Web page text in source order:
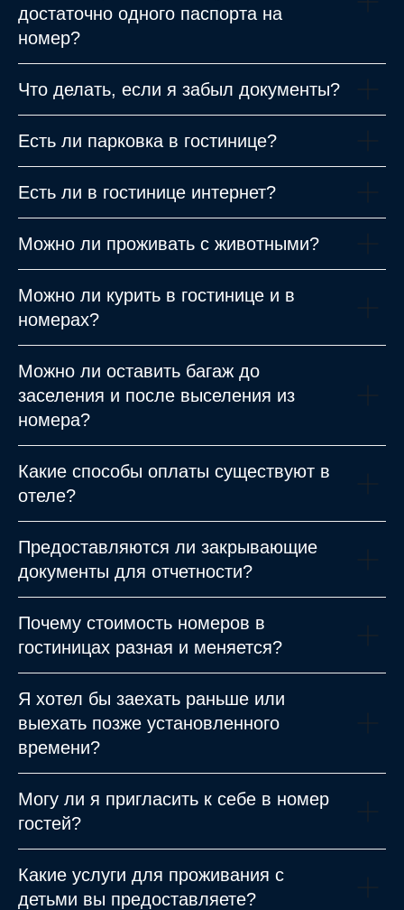
достаточно одного паспорта на
номер?
Что делать, если я забыл документы?
Есть ли парковка в гостинице?
Есть ли в гостинице интернет?
Можно ли проживать с животными?
Можно ли курить в гостинице и в
номерах?
Можно ли оставить багаж до
заселения и после выселения из
номера?
Какие способы оплаты существуют в
отеле?
Предоставляются ли закрывающие
документы для отчетности?
Почему стоимость номеров в
гостиницах разная и меняется?
Я хотел бы заехать раньше или
выехать позже установленного
времени?
Могу ли я пригласить к себе в номер
гостей?
Какие услуги для проживания с
детьми вы предоставляете?
г. Москва, Певческий переулок 4с1
ПРОВОДИТЕ ВРЕМЯ
В НАШЕМ ОТЕЛЕ
КОМФОРТНОЕ РАЗМЕЩЕНИЕ
И ОТЛИЧНЫЙ СЕРВИС
ОТДЕЛ ПРОДАЖ:
ГЕНЕРАЛЬНЫЙ МЕНЕДЖЕР ОТЕЛЯ:
director@hitrovkahotel.com
ПОЧТА УЧРЕДИТЕЛЯ: